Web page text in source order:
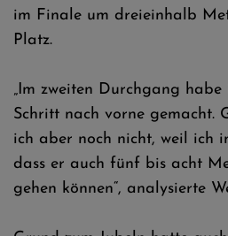
im Finale um dreieinhalb
Platz.
„Im zweiten Durchgang
Schritt nach vorne gemacht.
ich aber noch nicht, weil ich
dass er auch fünf bis acht
gehen können“, analysierte